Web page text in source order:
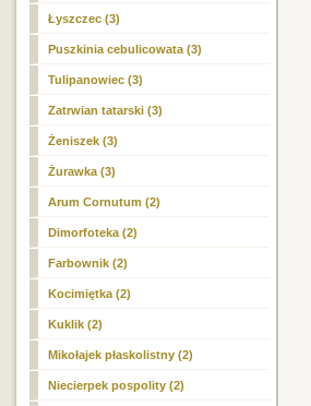
Łyszczec (3)
Puszkinia cebulicowata (3)
Tulipanowiec (3)
Zatrwian tatarski (3)
Żeniszek (3)
Żurawka (3)
Arum Cornutum (2)
Dimorfoteka (2)
Farbownik (2)
Kocimiętka (2)
Kuklik (2)
Mikołajek płaskolistny (2)
Niecierpek pospolity (2)